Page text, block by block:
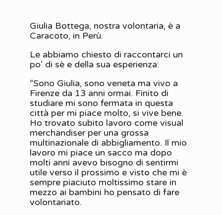
Giulia Bottega, nostra volontaria, è a
Caracoto, in Perù.
Le abbiamo chiesto di raccontarci un
po’ di sè e della sua esperienza:
“Sono Giulia, sono veneta ma vivo a
Firenze da 13 anni ormai. Finito di
studiare mi sono fermata in questa
città per mi piace molto, si vive bene.
Ho trovato subito lavoro come visual
merchandiser per una grossa
multinazionale di abbigliamento. Il mio
lavoro mi piace un sacco ma dopo
molti anni avevo bisogno di sentirmi
utile verso il prossimo e visto che mi è
sempre piaciuto moltissimo stare in
mezzo ai bambini ho pensato di fare
volontariato.